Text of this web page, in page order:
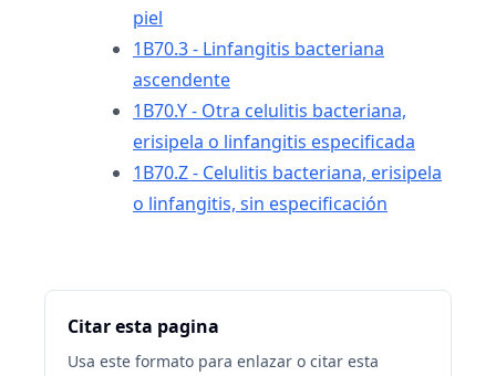
piel
1B70.3 - Linfangitis bacteriana
ascendente
1B70.Y - Otra celulitis bacteriana,
erisipela o linfangitis especificada
1B70.Z - Celulitis bacteriana, erisipela
o linfangitis, sin especificación
Citar esta pagina
Usa este formato para enlazar o citar esta